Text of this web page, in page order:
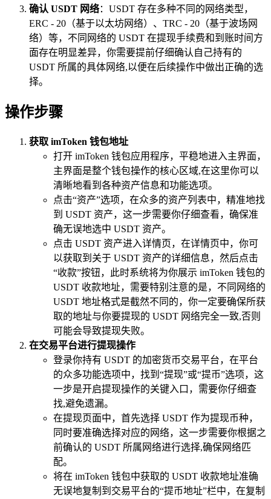
确认 USDT 网络：USDT 存在多种不同的网络类型，
ERC - 20（基于以太坊网络）、TRC - 20（基于波场网
络）等，不同网络的 USDT 在提现手续费和到账时间方
面存在明显差异，你需要提前仔细确认自己持有的
USDT 所属的具体网络,以便在后续操作中做出正确的选
择。
操作步骤
获取 imToken 钱包地址
打开 imToken 钱包应用程序，平稳地进入主界面，
主界面是整个钱包操作的核心区域,在这里你可以
清晰地看到各种资产信息和功能选项。
点击“资产”选项，在众多的资产列表中，精准地找
到 USDT 资产，这一步需要你仔细查看，确保准
确无误地选中 USDT 资产。
点击 USDT 资产进入详情页，在详情页中，你可
以获取到关于 USDT 资产的详细信息，然后点击
“收款”按钮，此时系统将为你展示 imToken 钱包的
USDT 收款地址，需要特别注意的是，不同网络的
USDT 地址格式是截然不同的，你一定要确保所获
取的地址与你要提现的 USDT 网络完全一致,否则
可能会导致提现失败。
在交易平台进行提现操作
登录你持有 USDT 的加密货币交易平台，在平台
的众多功能选项中，找到“提现”或“提币”选项，这
一步是开启提现操作的关键入口，需要你仔细查
找,避免遗漏。
在提现页面中，首先选择 USDT 作为提现币种，
同时要准确选择对应的网络，这一步需要你根据之
前确认的 USDT 所属网络进行选择,确保网络匹
配。
将在 imToken 钱包中获取的 USDT 收款地址准确
无误地复制到交易平台的“提币地址”栏中，在复制